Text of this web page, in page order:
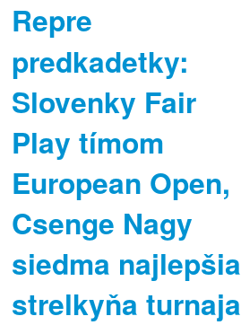
Repre
predkadetky:
Slovenky Fair
Play tímom
European Open,
Csenge Nagy
siedma najlepšia
strelkyňa turnaja